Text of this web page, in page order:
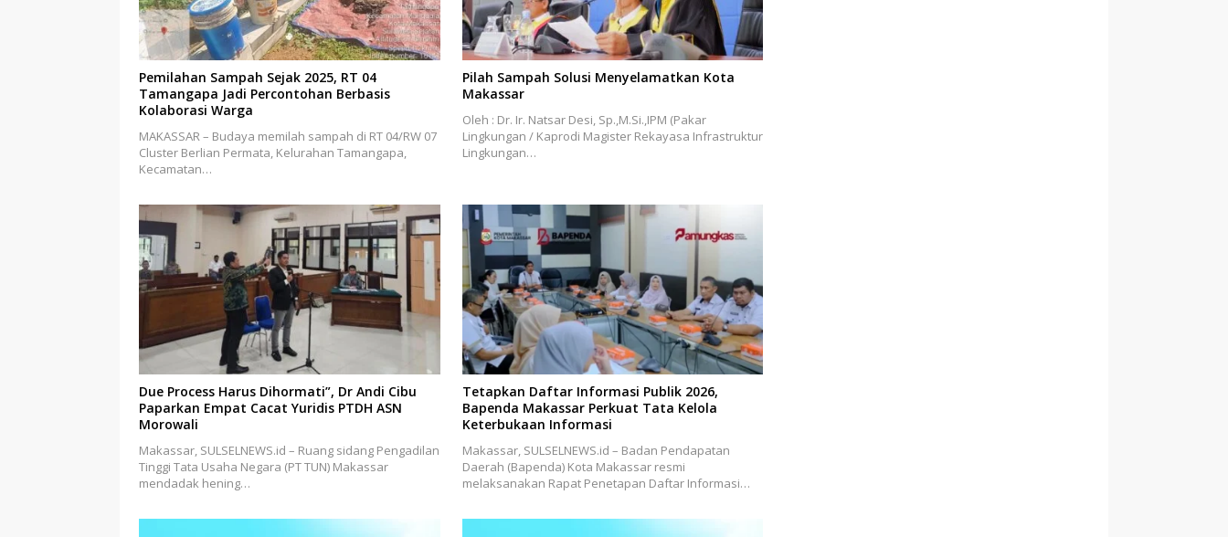
Pemilahan Sampah Sejak 2025, RT 04
Tamangapa Jadi Percontohan Berbasis
Kolaborasi Warga
MAKASSAR – Budaya memilah sampah di RT 04/RW 07
Cluster Berlian Permata, Kelurahan Tamangapa,
Kecamatan…
Pilah Sampah Solusi Menyelamatkan Kota
Makassar
Oleh : Dr. Ir. Natsar Desi, Sp.,M.Si.,IPM (Pakar
Lingkungan / Kaprodi Magister Rekayasa Infrastruktur
Lingkungan…
Due Process Harus Dihormati”, Dr Andi Cibu
Paparkan Empat Cacat Yuridis PTDH ASN
Morowali
Makassar, SULSELNEWS.id – Ruang sidang Pengadilan
Tinggi Tata Usaha Negara (PT TUN) Makassar
mendadak hening…
Tetapkan Daftar Informasi Publik 2026,
Bapenda Makassar Perkuat Tata Kelola
Keterbukaan Informasi
Makassar, SULSELNEWS.id – Badan Pendapatan
Daerah (Bapenda) Kota Makassar resmi
melaksanakan Rapat Penetapan Daftar Informasi…